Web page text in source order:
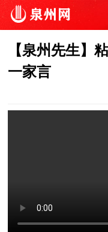
【泉州先生】
一家言